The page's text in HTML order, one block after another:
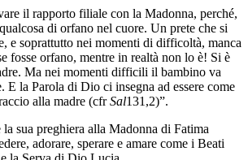
il rapporto filiale con la Madonna, perché,
di orfano nel cuore. Un prete che si
e soprattutto nei momenti di difficoltà, manca
fosse orfano, mentre in realtà non lo è! Si è
Ma nei momenti difficili il bambino va
E la Parola di Dio ci insegna ad essere come
alla madre (cfrSal131,2)”.
sua preghiera alla Madonna di Fatima
adorare, sperare e amare come i Beati